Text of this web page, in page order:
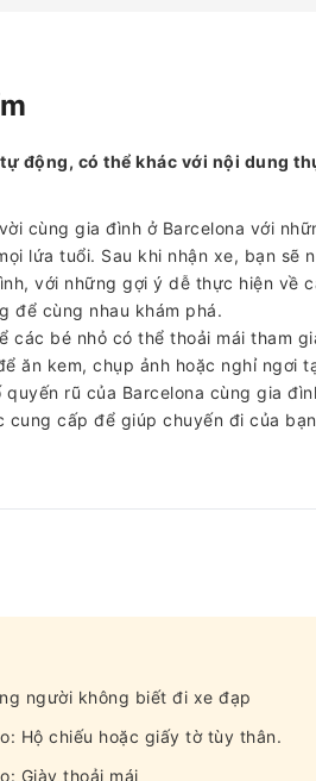
động, có thể khác với nội dung
cùng gia đình ở Barcelona với
lứa tuổi. Sau khi nhận xe, bạn sẽ
với những gợi ý dễ thực hiện về
để cùng nhau khám phá.
các bé nhỏ có thể thoải mái tham
ăn kem, chụp ảnh hoặc nghỉ ngơi
rũ của Barcelona cùng gia
cấp để giúp chuyến đi của
người không biết đi xe đạp
Hộ chiếu hoặc giấy tờ tùy thân.
Giày thoải mái